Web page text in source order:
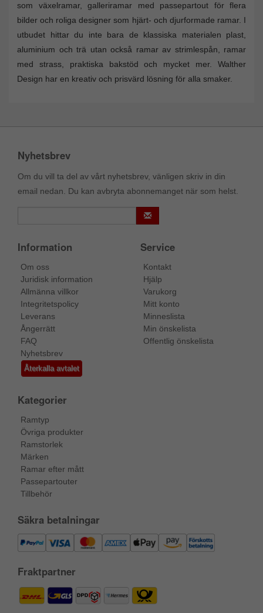
som växelramar, galleriramar med passepartout för flera
bilder och roliga designer som hjärt- och djurformade ramar. I
utbudet hittar du inte bara de klassiska materialen plast,
aluminium och trä utan också ramar av strimlespån, ramar
med strass, praktiska bakstöd och mycket mer. Walther
Design har en kreativ och prisvärd lösning för alla smaker.
Nyhetsbrev
Om du vill ta del av vårt nyhetsbrev, vänligen skriv in din
email nedan. Du kan avbryta abonnemanget när som helst.
Information
Om oss
Juridisk information
Allmänna villkor
Integritetspolicy
Leverans
Ångerrätt
FAQ
Nyhetsbrev
Återkalla avtalet
Service
Kontakt
Hjälp
Varukorg
Mitt konto
Minneslista
Min önskelista
Offentlig önskelista
Kategorier
Ramtyp
Övriga produkter
Ramstorlek
Märken
Ramar efter mått
Passepartouter
Tillbehör
Säkra betalningar
Fraktpartner